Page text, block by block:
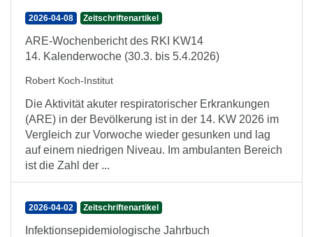
2026-04-08 Zeitschriftenartikel
ARE-Wochenbericht des RKI KW14
14. Kalenderwoche (30.3. bis 5.4.2026)
Robert Koch-Institut
Die Aktivität akuter respiratorischer Erkrankungen
(ARE) in der Bevölkerung ist in der 14. KW 2026 im
Vergleich zur Vorwoche wieder gesunken und lag
auf einem niedrigen Niveau. Im ambulanten Bereich
ist die Zahl der ...
2026-04-02 Zeitschriftenartikel
Infektionsepidemiologische Jahrbuch